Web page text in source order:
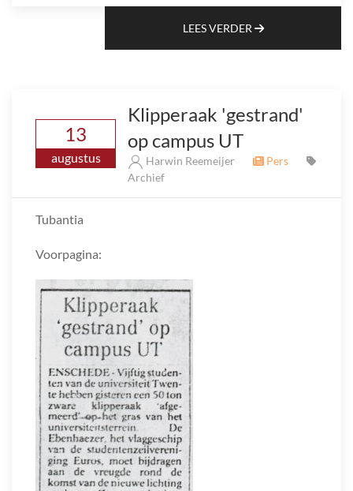
LEES VERDER
13
augustus
Klipperaak 'gestrand'
op campus UT
Harwin Reemeijer
Pers
Archief
Tubantia
Voorpagina: